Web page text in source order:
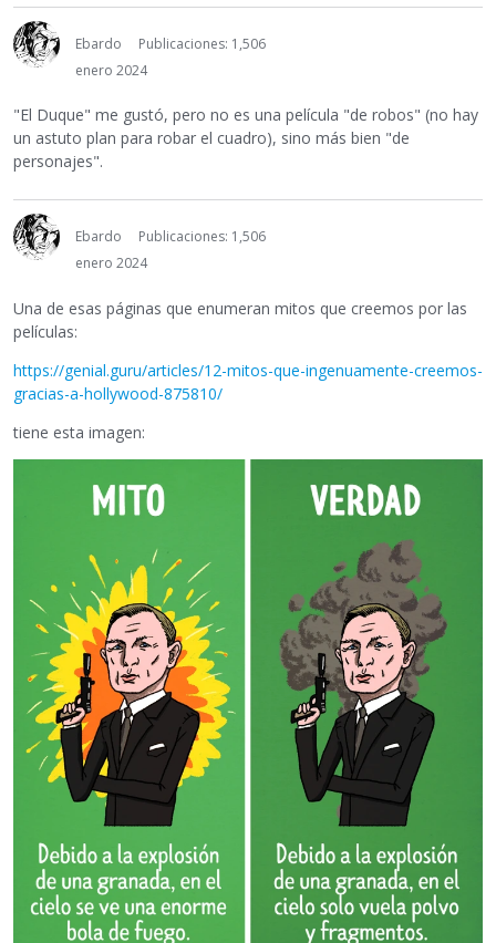
Ebardo
Publicaciones: 1,506
enero 2024
"El Duque" me gustó, pero no es una película "de robos" (no hay
un astuto plan para robar el cuadro), sino más bien "de
personajes".
Ebardo
Publicaciones: 1,506
enero 2024
Una de esas páginas que enumeran mitos que creemos por las
películas:
https://genial.guru/articles/12-mitos-que-ingenuamente-creemos-
gracias-a-hollywood-875810/
tiene esta imagen: